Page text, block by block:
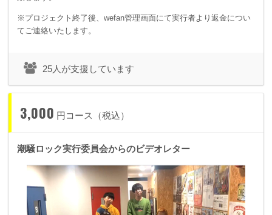
※プロジェクト終了後、wefan管理画面にて実行者より返金につい
てご連絡いたします。
25人が支援しています
3,000 円コース（税込）
潮騒ロック実行委員会からのビデオレター